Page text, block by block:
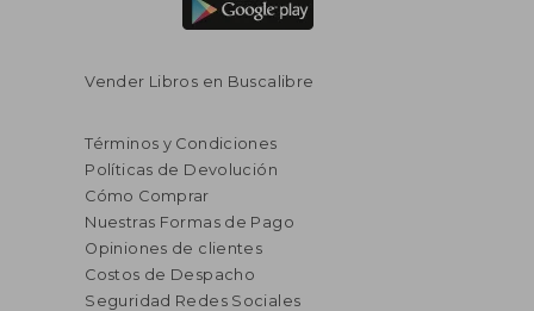
Vender Libros en Buscalibre
Términos y Condiciones
Políticas de Devolución
Cómo Comprar
Nuestras Formas de Pago
Opiniones de clientes
Costos de Despacho
Seguridad Redes Sociales